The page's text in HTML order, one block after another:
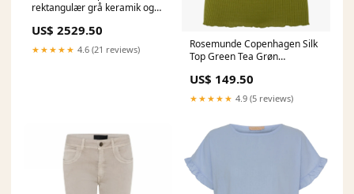
rektangulær grå keramik og
and shelves
US$ 2529.50
★★★★★ 4.6 (21 reviews)
Rosemunde Copenhagen Silk
Top Green Tea Grøn
US$ 149.50
★★★★★ 4.9 (5 reviews)